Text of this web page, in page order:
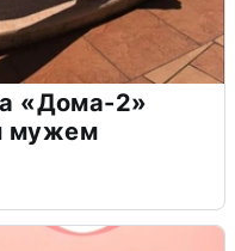
«Дома-2»
мужем